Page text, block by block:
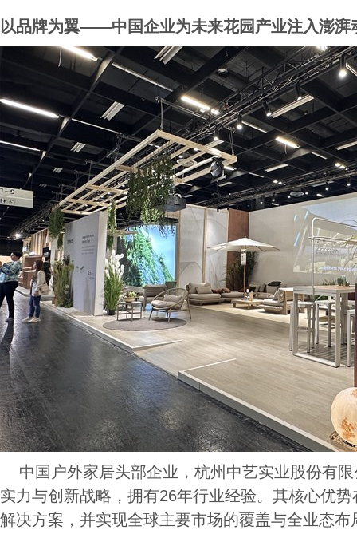
以品牌为翼——中国企业为未来花园产业注入澎湃
中国户外家居头部企业，杭州中艺实业股份有
实力与创新战略，拥有26年行业经验。其核心优
解决方案，并实现全球主要市场的覆盖与全业态